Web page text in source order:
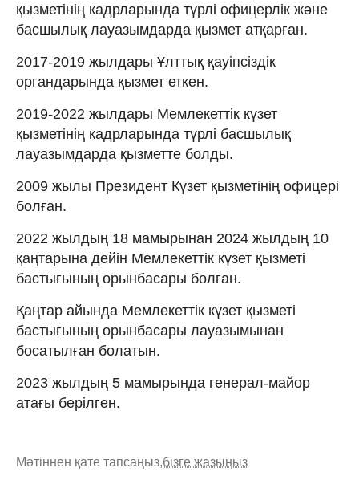
қызметінің кадрларында түрлі офицерлік және
басшылық лауазымдарда қызмет атқарған.
2017-2019 жылдары Ұлттық қауіпсіздік
органдарында қызмет еткен.
2019-2022 жылдары Мемлекеттік күзет
қызметінің кадрларында түрлі басшылық
лауазымдарда қызметте болды.
2009 жылы Президент Күзет қызметінің офицері
болған.
2022 жылдың 18 мамырынан 2024 жылдың 10
қаңтарына дейін Мемлекеттік күзет қызметі
бастығының орынбасары болған.
Қаңтар айында Мемлекеттік күзет қызметі
бастығының орынбасары лауазымынан
босатылған болатын.
2023 жылдың 5 мамырында генерал-майор
атағы берілген.
Мәтіннен қате тапсаңыз,бізге жазыңыз